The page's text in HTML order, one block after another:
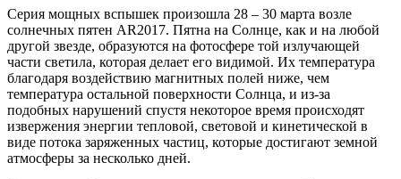
Серия мощных вспышек произошла 28 – 30 марта возле
солнечных пятен AR2017. Пятна на Солнце, как и на любой
другой звезде, образуются на фотосфере той излучающей
части светила, которая делает его видимой. Их температура
благодаря воздействию магнитных полей ниже, чем
температура остальной поверхности Солнца, и из-за
подобных нарушений спустя некоторое время происходят
извержения энергии тепловой, световой и кинетической в
виде потока заряженных частиц, которые достигают земной
атмосферы за несколько дней.